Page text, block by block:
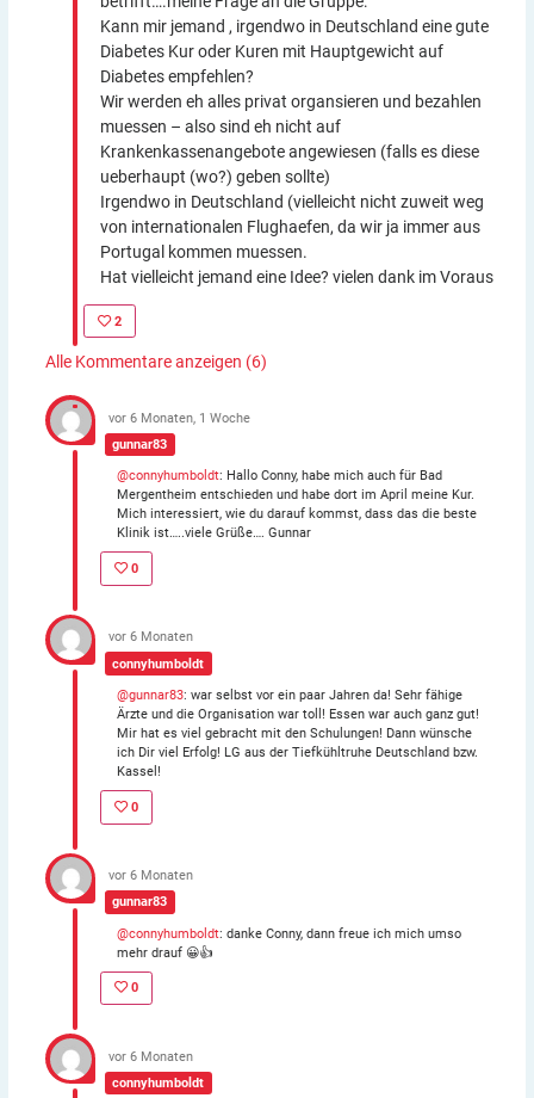
Kann mir jemand , irgendwo in Deutschland eine gute
Diabetes Kur oder Kuren mit Hauptgewicht auf
Diabetes empfehlen?
Wir werden eh alles privat organsieren und bezahlen
muessen – also sind eh nicht auf
Krankenkassenangebote angewiesen (falls es diese
ueberhaupt (wo?) geben sollte)
Irgendwo in Deutschland (vielleicht nicht zuweit weg
von internationalen Flughaefen, da wir ja immer aus
Portugal kommen muessen.
Hat vielleicht jemand eine Idee? vielen dank im Voraus
2
Alle Kommentare anzeigen (6)
gunnar83
vor 6 Monaten, 1 Woche
@connyhumboldt: Hallo Conny, habe mich auch für Bad
Mergentheim entschieden und habe dort im April meine Kur.
Mich interessiert, wie du darauf kommst, dass das die beste
Klinik ist…..viele Grüße…. Gunnar
0
connyhumboldt
vor 6 Monaten
@gunnar83: war selbst vor ein paar Jahren da! Sehr fähige
Ärzte und die Organisation war toll! Essen war auch ganz gut!
Mir hat es viel gebracht mit den Schulungen! Dann wünsche
ich Dir viel Erfolg! LG aus der Tiefkühltruhe Deutschland bzw.
Kassel!
0
gunnar83
vor 6 Monaten
@connyhumboldt: danke Conny, dann freue ich mich umso
mehr drauf 😀👍
0
connyhumboldt
vor 6 Monaten